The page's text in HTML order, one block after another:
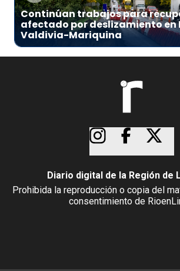
Continúan trabajos para
afectado por deslizamiento en
Valdivia-Mariquina
Diario digital de la Región de
Prohibida la reproducción o copia del
consentimiento de